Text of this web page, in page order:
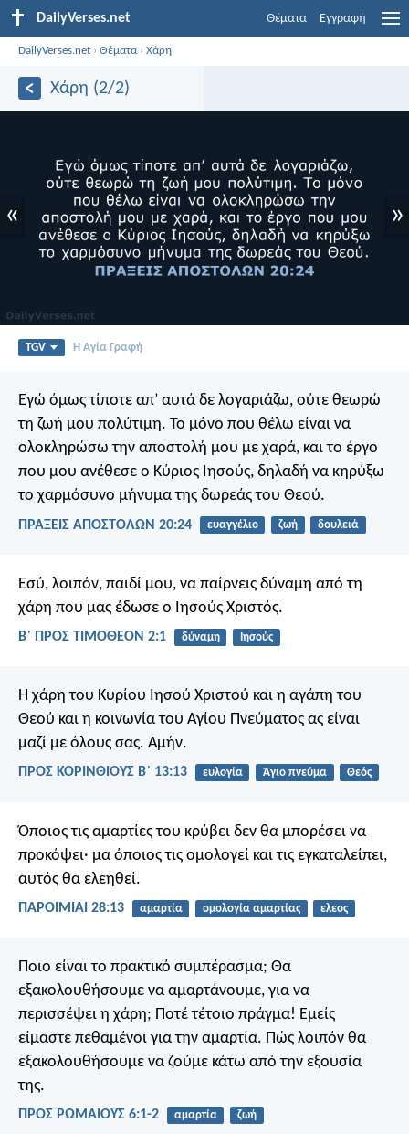
DailyVerses.net Θέματα Εγγραφή
DailyVerses.net ›Θέματα›Χάρη
Χάρη (2/2)
« »
TGV Η Αγία Γραφή
Εγώ όμως τίποτε απ’ αυτά δε λογαριάζω, ούτε θεωρώ
τη ζωή μου πολύτιμη. Το μόνο που θέλω είναι να
ολοκληρώσω την αποστολή μου με χαρά, και το έργο
που μου ανέθεσε ο Κύριος Ιησούς, δηλαδή να κηρύξω
το χαρμόσυνο μήνυμα της δωρεάς του Θεού.
ΠΡΑΞΕΙΣ ΑΠΟΣΤΟΛΩΝ 20:24 ευαγγέλιο ζωή δουλειά
Εσύ, λοιπόν, παιδί μου, να παίρνεις δύναμη από τη
χάρη που μας έδωσε ο Ιησούς Χριστός.
Β΄ ΠΡΟΣ ΤΙΜΟΘΕΟΝ 2:1 δύναμη Ιησούς
Η χάρη του Κυρίου Ιησού Χριστού και η αγάπη του
Θεού και η κοινωνία του Αγίου Πνεύματος ας είναι
μαζί με όλους σας. Αμήν.
ΠΡΟΣ ΚΟΡΙΝΘΙΟΥΣ Β΄ 13:13 ευλογία Άγιο πνεύμα Θεός
Όποιος τις αμαρτίες του κρύβει δεν θα μπορέσει να
προκόψει· μα όποιος τις ομολογεί και τις εγκαταλείπει,
αυτός θα ελεηθεί.
ΠΑΡΟΙΜΙΑΙ 28:13 αμαρτία ομολογία αμαρτίας ελεος
Ποιο είναι το πρακτικό συμπέρασμα; Θα
εξακολουθήσουμε να αμαρτάνουμε, για να
περισσέψει η χάρη; Ποτέ τέτοιο πράγμα! Εμείς
είμαστε πεθαμένοι για την αμαρτία. Πώς λοιπόν θα
εξακολουθήσουμε να ζούμε κάτω από την εξουσία
της.
ΠΡΟΣ ΡΩΜΑΙΟΥΣ 6:1-2 αμαρτία ζωή